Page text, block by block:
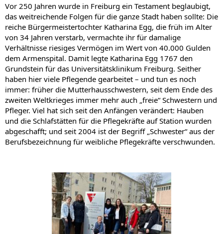
Vor 250 Jahren wurde in Freiburg ein Testament beglaubigt,
das weitreichende Folgen für die ganze Stadt haben sollte: Die
reiche Bürgermeistertochter Katharina Egg, die früh im Alter
von 34 Jahren verstarb, vermachte ihr für damalige
Verhältnisse riesiges Vermögen im Wert von 40.000 Gulden
dem Armenspital. Damit legte Katharina Egg 1767 den
Grundstein für das Universitätsklinikum Freiburg. Seither
haben hier viele Pflegende gearbeitet – und tun es noch
immer: früher die Mutterhausschwestern, seit dem Ende des
zweiten Weltkrieges immer mehr auch „freie“ Schwestern und
Pfleger. Viel hat sich seit den Anfängen verändert: Hauben
und die Schlafstätten für die Pflegekräfte auf Station wurden
abgeschafft; und seit 2004 ist der Begriff „Schwester“ aus der
Berufsbezeichnung für weibliche Pflegekräfte verschwunden.